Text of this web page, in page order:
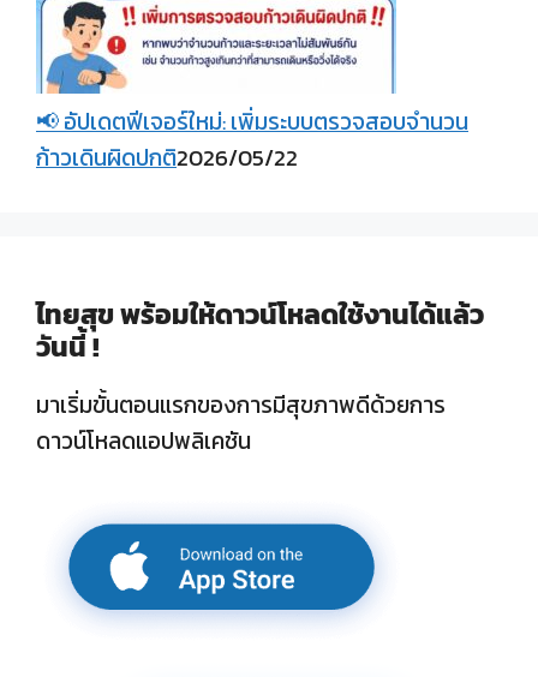
📢 อัปเดตฟีเจอร์ใหม่: เพิ่มระบบตรวจสอบจำนวน
ก้าวเดินผิดปกติ2026/05/22
ไทยสุข พร้อมให้ดาวน์โหลดใช้งานได้แล้ว
วันนี้ !
มาเริ่มขั้นตอนแรกของการมีสุขภาพดีด้วยการ
ดาวน์โหลดแอปพลิเคชัน